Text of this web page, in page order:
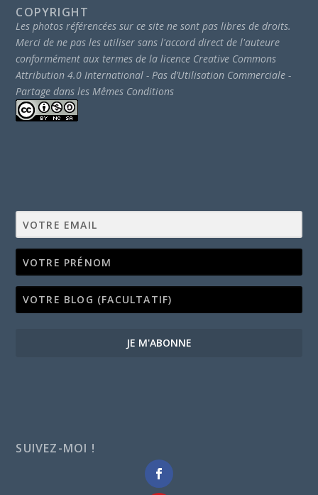
COPYRIGHT
Les photos référencées sur ce site ne sont pas libres de droits.
Merci de ne pas les utiliser sans l'accord direct de l'auteure
conformément aux termes de la licence Creative Commons
Attribution 4.0 International - Pas d’Utilisation Commerciale -
Partage dans les Mêmes Conditions
JE M'ABONNE
SUIVEZ-MOI !